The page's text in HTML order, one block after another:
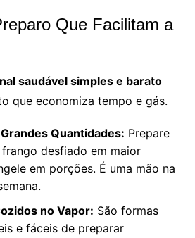
Que Facilitam a
saudável simples e barato
que economiza tempo e gás.
Quantidades: Prepare
desfiado em maior
em porções. É uma mão na
no Vapor: São formas
e fáceis de preparar